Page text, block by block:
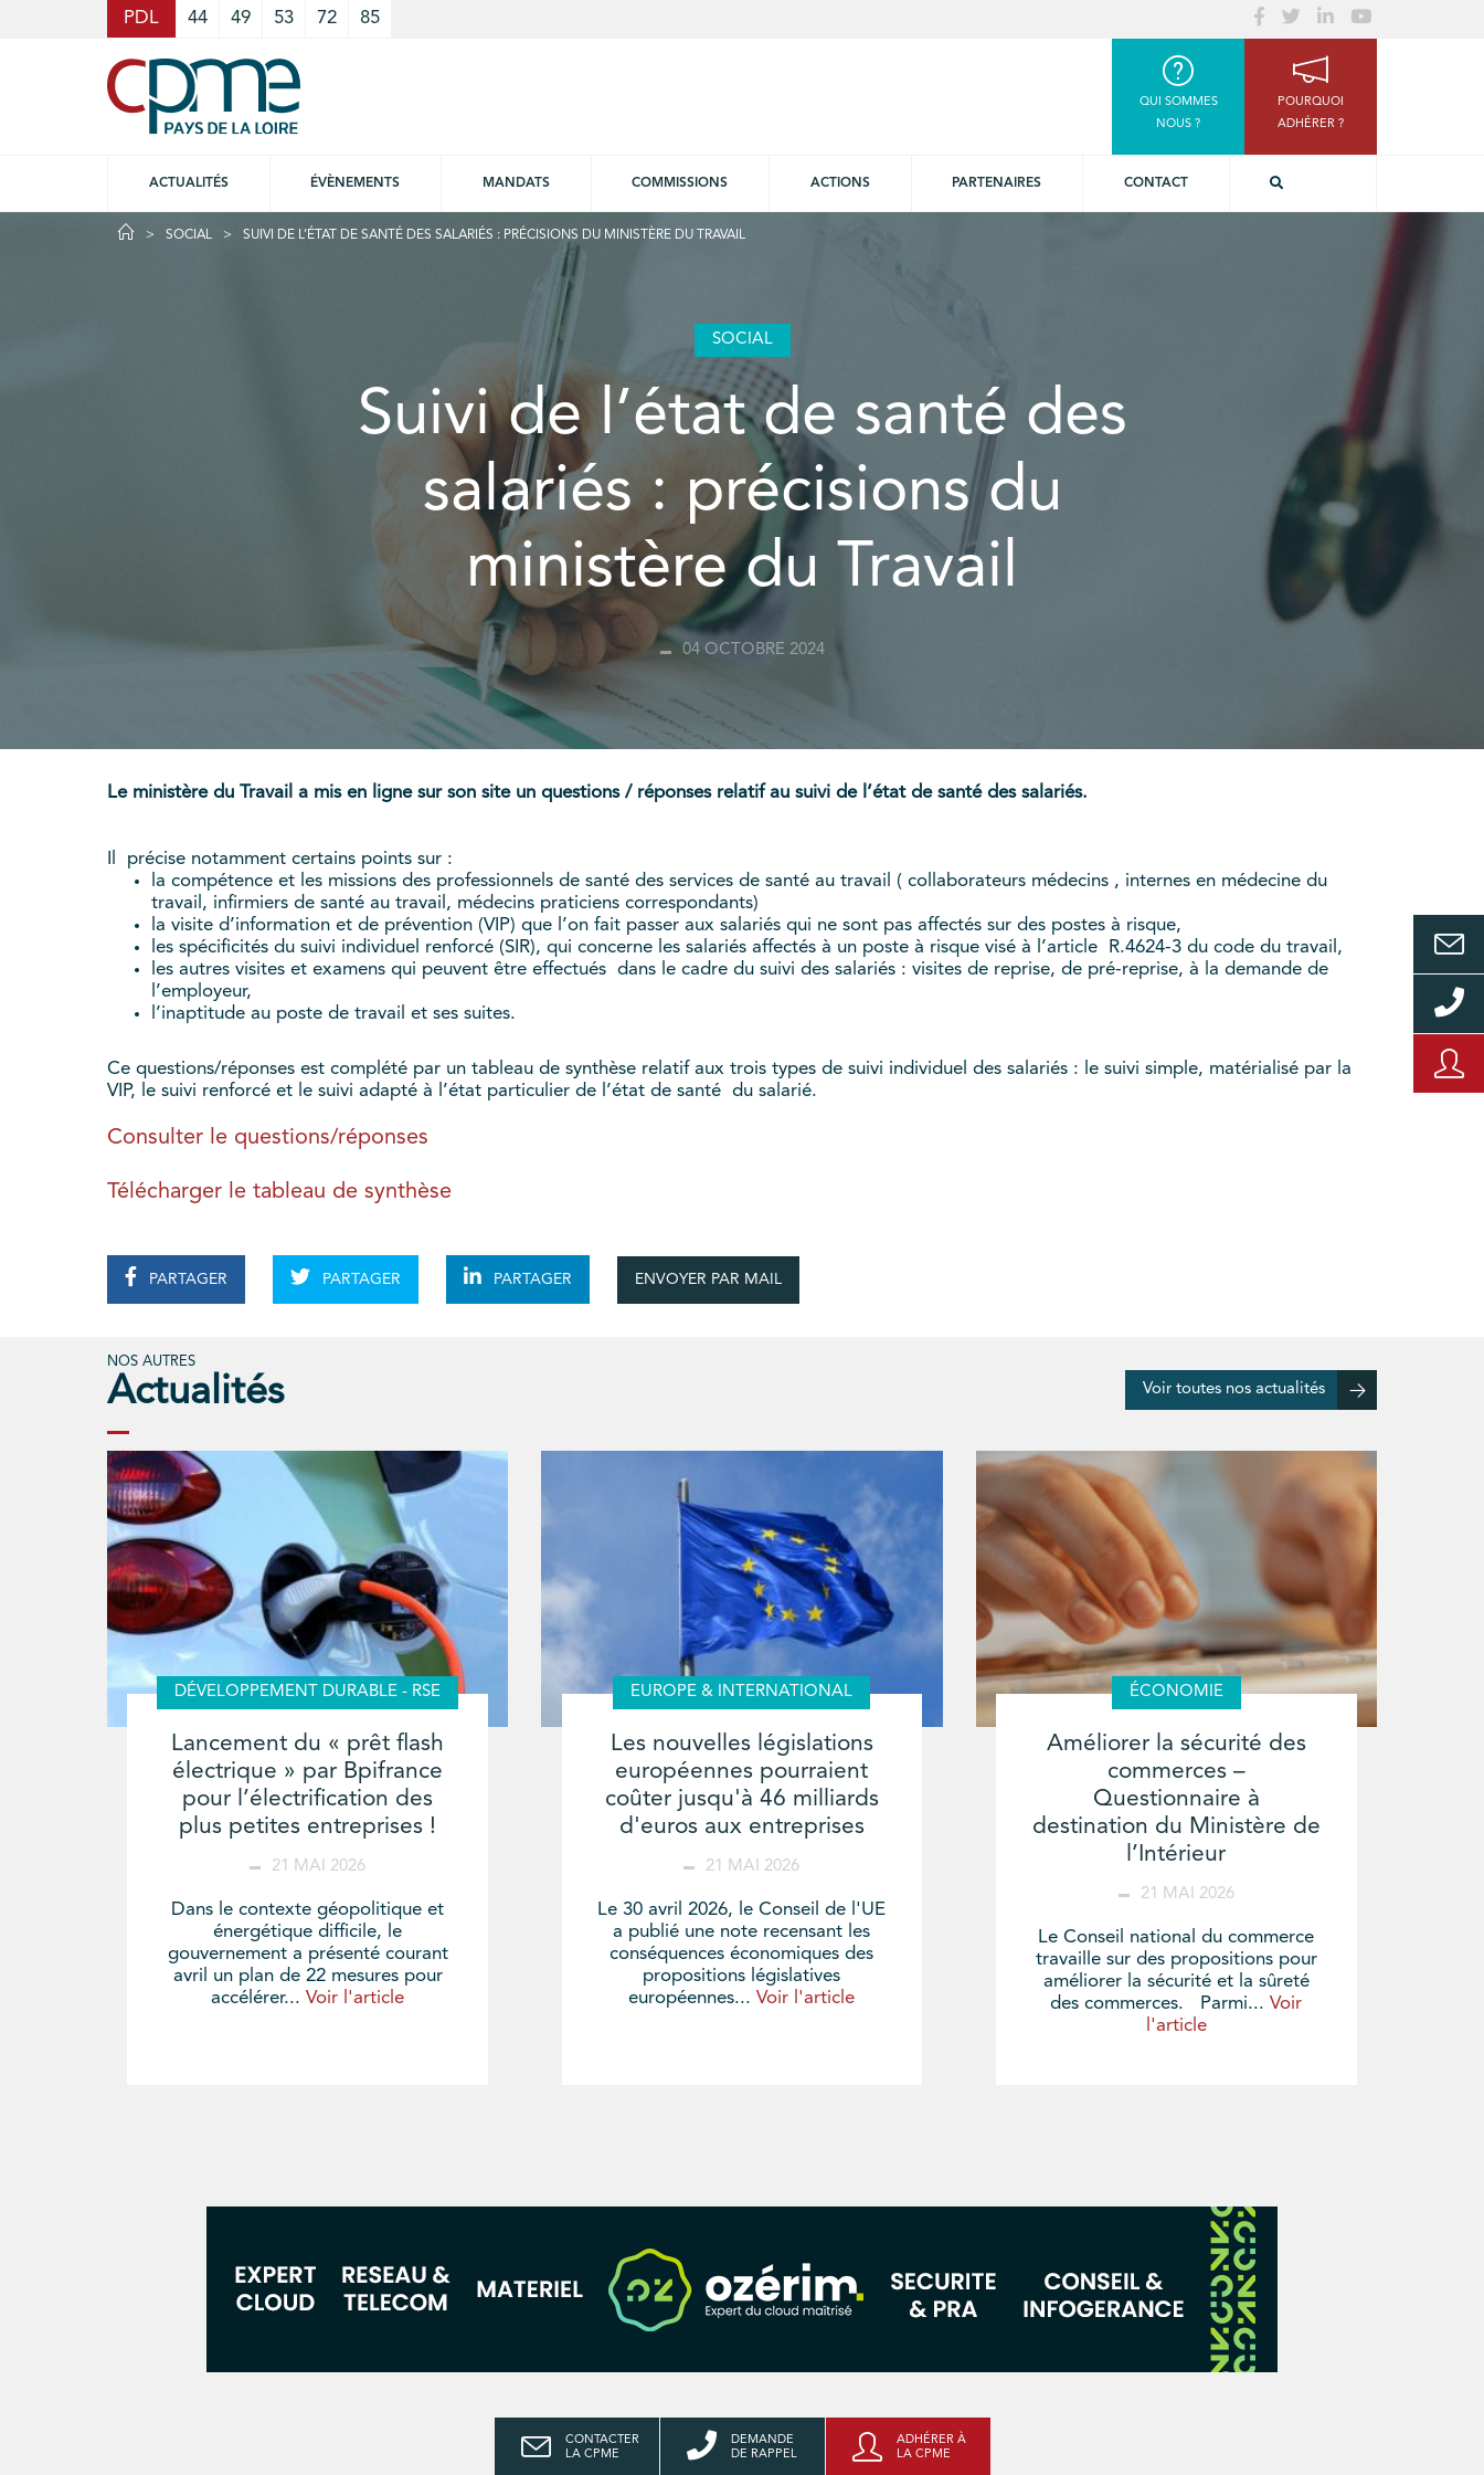
PDL 44 49 53 72 85
QUI SOMMES
NOUS ?
POURQUOI
ADHÉRER ?
ACTUALITÉS ÉVÈNEMENTS MANDATS COMMISSIONS ACTIONS PARTENAIRES CONTACT
SOCIAL SUIVI DE L’ÉTAT DE SANTÉ DES SALARIÉS : PRÉCISIONS DU MINISTÈRE DU TRAVAIL
SOCIAL
Suivi de l’état de santé des
salariés : précisions du
ministère du Travail
04 OCTOBRE 2024
Le ministère du Travail a mis en ligne sur son site un questions / réponses relatif au suivi de l’état de santé des salariés.
Il précise notamment certains points sur :
la compétence et les missions des professionnels de santé des services de santé au travail ( collaborateurs médecins , internes en médecine du
travail, infirmiers de santé au travail, médecins praticiens correspondants)
la visite d’information et de prévention (VIP) que l’on fait passer aux salariés qui ne sont pas affectés sur des postes à risque,
les spécificités du suivi individuel renforcé (SIR), qui concerne les salariés affectés à un poste à risque visé à l’article R.4624-3 du code du travail,
les autres visites et examens qui peuvent être effectués dans le cadre du suivi des salariés : visites de reprise, de pré-reprise, à la demande de
l’employeur,
l’inaptitude au poste de travail et ses suites.
Ce questions/réponses est complété par un tableau de synthèse relatif aux trois types de suivi individuel des salariés : le suivi simple, matérialisé par la
VIP, le suivi renforcé et le suivi adapté à l’état particulier de l’état de santé du salarié.
Consulter le questions/réponses
Télécharger le tableau de synthèse
PARTAGER PARTAGER PARTAGER ENVOYER PAR MAIL
NOS AUTRES
Actualités Voir toutes nos actualités
DÉVELOPPEMENT DURABLE - RSE
Lancement du « prêt flash
électrique » par Bpifrance
pour l’électrification des
plus petites entreprises !
21 MAI 2026
Dans le contexte géopolitique et
énergétique difficile, le
gouvernement a présenté courant
avril un plan de 22 mesures pour
accélérer...Voir l'article
EUROPE & INTERNATIONAL
Les nouvelles législations
européennes pourraient
coûter jusqu'à 46 milliards
d'euros aux entreprises
21 MAI 2026
Le 30 avril 2026, le Conseil de l'UE
a publié une note recensant les
conséquences économiques des
propositions législatives
européennes...Voir l'article
ÉCONOMIE
Améliorer la sécurité des
commerces –
Questionnaire à
destination du Ministère de
l’Intérieur
21 MAI 2026
Le Conseil national du commerce
travaille sur des propositions pour
améliorer la sécurité et la sûreté
des commerces. Parmi...Voir
l'article
CONTACTER
LA CPME
DEMANDE
DE RAPPEL
ADHÉRER À
LA CPME
Cookies management panel